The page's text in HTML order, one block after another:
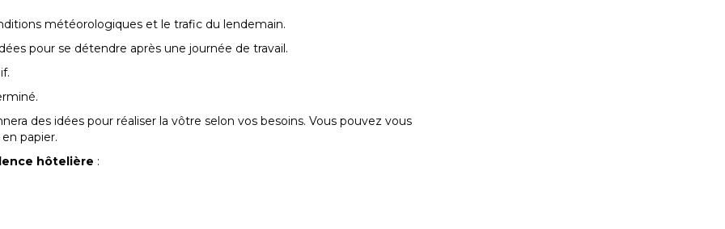
météorologiques et le trafic du lendemain.
pour se détendre après une journée de travail.
des idées pour réaliser la vôtre selon vos besoins. Vous pouvez vous
papier.
hôtelière :